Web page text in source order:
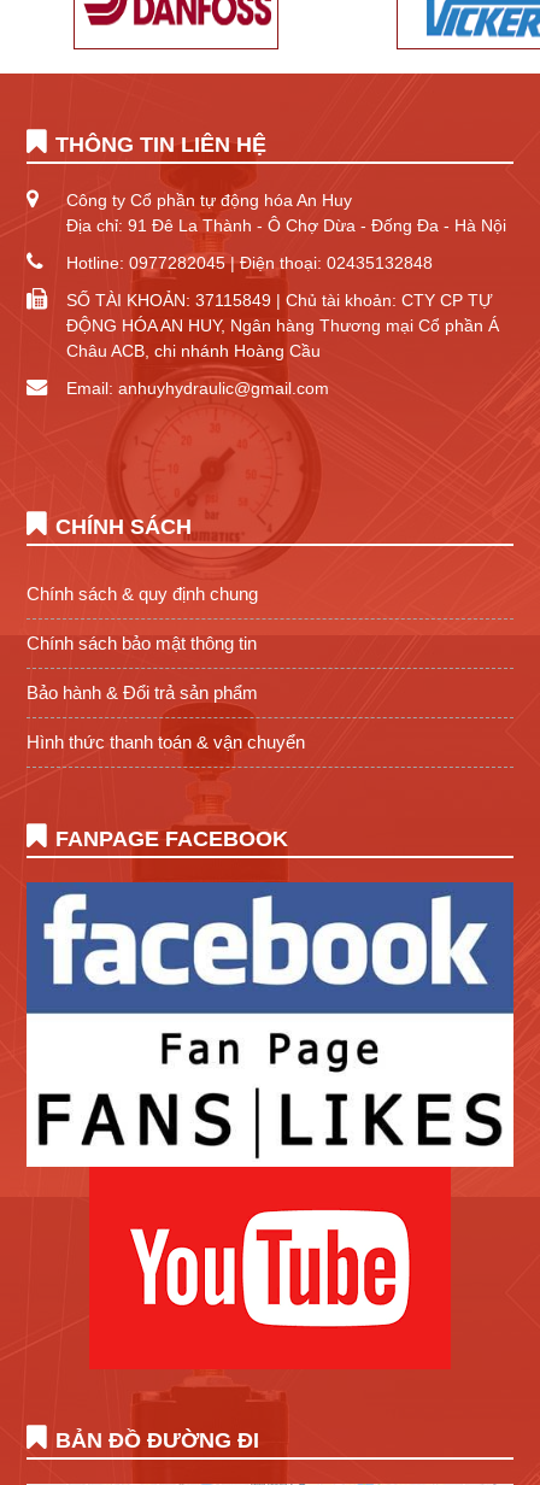
THÔNG TIN LIÊN HỆ
Công ty Cổ phần tự động hóa An Huy
Địa chỉ: 91 Đê La Thành - Ô Chợ Dừa - Đống Đa - Hà Nội
Hotline: 0977282045 | Điện thoại: 02435132848
SỐ TÀI KHOẢN: 37115849 | Chủ tài khoản: CTY CP TỰ
ĐỘNG HÓA AN HUY, Ngân hàng Thương mại Cổ phần Á
Châu ACB, chi nhánh Hoàng Cầu
Email: anhuyhydraulic@gmail.com
CHÍNH SÁCH
Chính sách & quy định chung
Chính sách bảo mật thông tin
Bảo hành & Đổi trả sản phẩm
Hình thức thanh toán & vận chuyển
FANPAGE FACEBOOK
BẢN ĐỒ ĐƯỜNG ĐI